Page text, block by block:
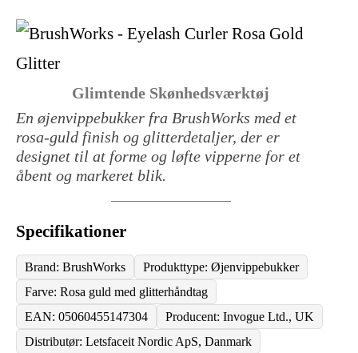
Glimtende Skønhedsværktøj
En øjenvippebukker fra BrushWorks med et
rosa-guld finish og glitterdetaljer, der er
designet til at forme og løfte vipperne for et
åbent og markeret blik.
Specifikationer
Brand: BrushWorks
Produkttype: Øjenvippebukker
Farve: Rosa guld med glitterhåndtag
EAN: 05060455147304
Producent: Invogue Ltd., UK
Distributør: Letsfaceit Nordic ApS, Danmark